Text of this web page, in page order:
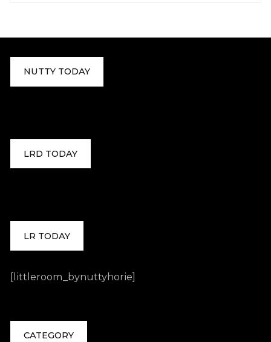
NUTTY TODAY
LRD TODAY
LR TODAY
[littleroom_bynuttyhorie]
CATEGORY